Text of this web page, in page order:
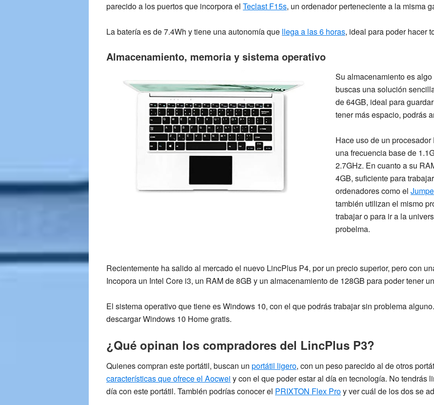
parecido a los puertos que incorpora el Teclast F15s, un ordenador perteneciente a la misma
Labatería es de 7.4Wh y tiene una autonomía que llega a las6 horas, ideal para poder hacer
Almacenamiento, memoria y sistema operativo
Su almacenamiento es
buscas una solución
de 64GB, ideal para
tener más espacio, podrás
Hace uso de un procesador
una frecuencia base de
2.7GHz. En cuanto a su
4GB, suficiente para
ordenadores como el
también utilizan el mismo
trabajar o para ir a la
probelma.
Recientemente ha salido al mercado el nuevo LincPlus P4, por un precio superior, pero con
Incopora un Intel Core i3, un RAM de 8GB y un almacenamiento de 128GB para poder tener
El sistema operativo que tiene esWindows 10, con el que podrás trabajar sin problema
descargarWindows 10 Home gratis.
¿Qué opinan los compradores del LincPlus P3?
Quienes compran este portátil, buscan un portátil ligero, con un peso parecido al de otros
características que ofrece el Aocwei y con el que poder estar al día en tecnología. No tendrás
día con este portátil. También podrías conocer el PRIXTON Flex Proy ver cuál de los dos se